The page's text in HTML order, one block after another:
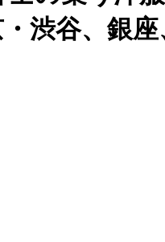
渋谷、銀